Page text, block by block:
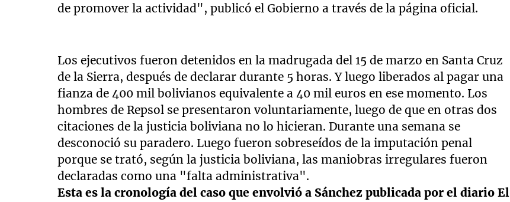
de promover la actividad", publicó el Gobierno a través de la página oficial.
Los ejecutivos fueron detenidos en la madrugada del 15 de marzo en Santa Cruz
de la Sierra, después de declarar durante 5 horas. Y luego liberados al pagar una
fianza de 400 mil bolivianos equivalente a 40 mil euros en ese momento. Los
hombres de Repsol se presentaron voluntariamente, luego de que en otras dos
citaciones de la justicia boliviana no lo hicieran. Durante una semana se
desconoció su paradero. Luego fueron sobreseídos de la imputación penal
porque se trató, según la justicia boliviana, las maniobras irregulares fueron
declaradas como una "falta administrativa".
Esta es la cronología del caso que envolvió a Sánchez publicada por el diario El